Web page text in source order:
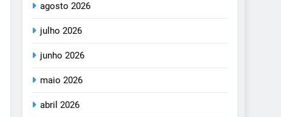
agosto 2026
julho 2026
junho 2026
maio 2026
abril 2026